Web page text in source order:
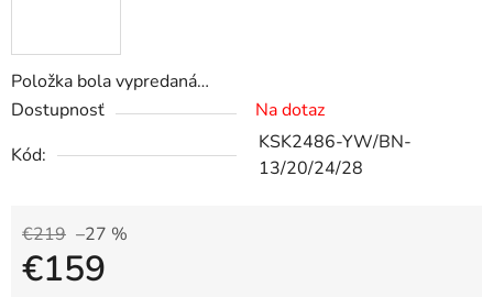
Položka bola vypredaná…
Dostupnosť
Na dotaz
Kód:
KSK2486-YW/BN-
13/20/24/28
€219 –27 %
€159